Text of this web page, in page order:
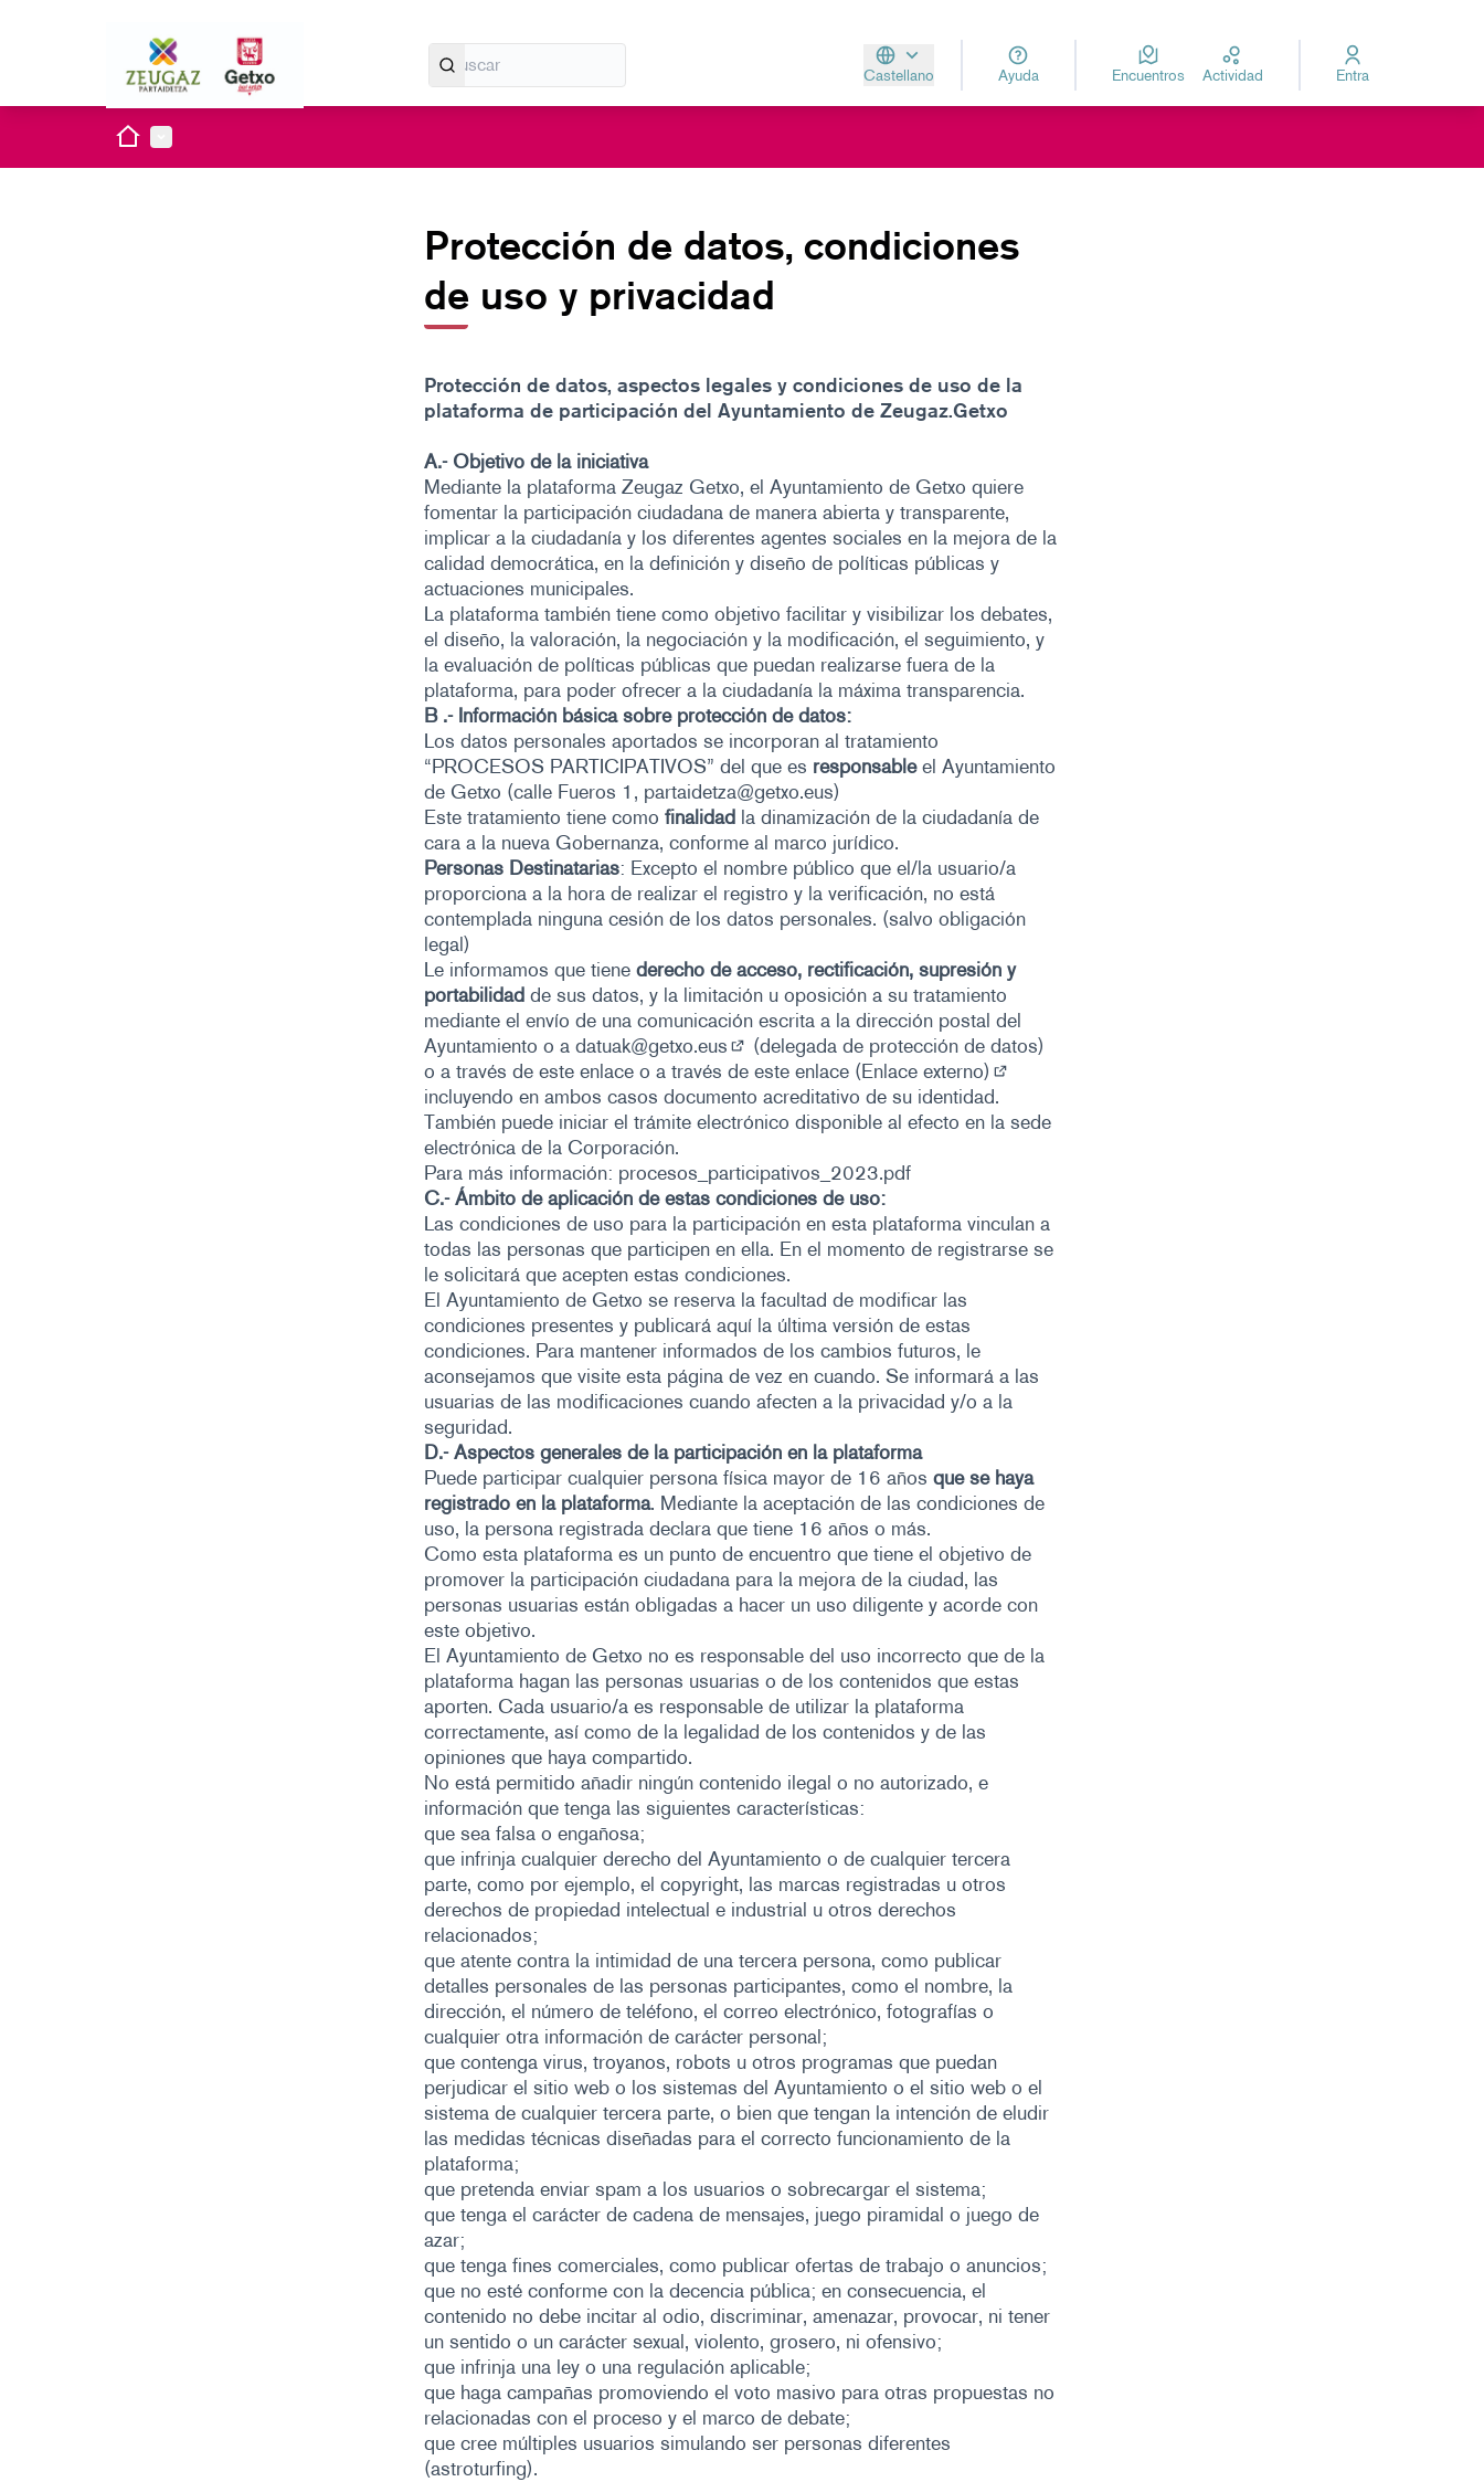
Castellano
Aukeratu hizkuntzaElegir el idioma
Ayuda Encuentros Actividad Entra
InicioMenú principal
Protección de datos, condiciones
de uso y privacidad
Protección de datos, aspectos legales y condiciones de uso de la
plataforma de participación del Ayuntamiento de Zeugaz.Getxo
A.- Objetivo de la iniciativa
Mediante la plataforma Zeugaz Getxo, el Ayuntamiento de Getxo quiere
fomentar la participación ciudadana de manera abierta y transparente,
implicar a la ciudadanía y los diferentes agentes sociales en la mejora de la
calidad democrática, en la definición y diseño de políticas públicas y
actuaciones municipales.
La plataforma también tiene como objetivo facilitar y visibilizar los debates,
el diseño, la valoración, la negociación y la modificación, el seguimiento, y
la evaluación de políticas públicas que puedan realizarse fuera de la
plataforma, para poder ofrecer a la ciudadanía la máxima transparencia.
B .- Información básica sobre protección de datos:
Los datos personales aportados se incorporan al tratamiento
“PROCESOS PARTICIPATIVOS” del que es responsableel Ayuntamiento
de Getxo (calle Fueros 1, partaidetza@getxo.eus)
Este tratamiento tiene como finalidad la dinamización de la ciudadanía de
cara a la nueva Gobernanza, conforme al marco jurídico.
Personas Destinatarias: Excepto el nombre público que el/la usuario/a
proporciona a la hora de realizar el registro y la verificación, no está
contemplada ninguna cesión de los datos personales. (salvo obligación
legal)
Le informamos que tiene derecho de acceso, rectificación, supresión y
portabilidad de sus datos, y la limitación u oposición a su tratamiento
mediante el envío de una comunicación escrita a la dirección postal del
Ayuntamiento o a datuak@getxo.eus
(Abrir en una pestaña nueva)
(delegada de protección de datos)
o a través de este enlace o a través de este enlace (Enlace externo)
(Enlace externo)
incluyendo en ambos casos documento acreditativo de su identidad.
También puede iniciar el trámite electrónico disponible al efecto en la sede
electrónica de la Corporación.
Para más información: procesos_participativos_2023.pdf
C.- Ámbito de aplicación de estas condiciones de uso:
Las condiciones de uso para la participación en esta plataforma vinculan a
todas las personas que participen en ella. En el momento de registrarse se
le solicitará que acepten estas condiciones.
El Ayuntamiento de Getxo se reserva la facultad de modificar las
condiciones presentes y publicará aquí la última versión de estas
condiciones. Para mantener informados de los cambios futuros, le
aconsejamos que visite esta página de vez en cuando. Se informará a las
usuarias de las modificaciones cuando afecten a la privacidad y/o a la
seguridad.
D.- Aspectos generales de la participación en la plataforma
Puede participar cualquier persona física mayor de 16 años que se haya
registrado en la plataforma. Mediante la aceptación de las condiciones de
uso, la persona registrada declara que tiene 16 años o más.
Como esta plataforma es un punto de encuentro que tiene el objetivo de
promover la participación ciudadana para la mejora de la ciudad, las
personas usuarias están obligadas a hacer un uso diligente y acorde con
este objetivo.
El Ayuntamiento de Getxo no es responsable del uso incorrecto que de la
plataforma hagan las personas usuarias o de los contenidos que estas
aporten. Cada usuario/a es responsable de utilizar la plataforma
correctamente, así como de la legalidad de los contenidos y de las
opiniones que haya compartido.
No está permitido añadir ningún contenido ilegal o no autorizado, e
información que tenga las siguientes características:
que sea falsa o engañosa;
que infrinja cualquier derecho del Ayuntamiento o de cualquier tercera
parte, como por ejemplo, el copyright, las marcas registradas u otros
derechos de propiedad intelectual e industrial u otros derechos
relacionados;
que atente contra la intimidad de una tercera persona, como publicar
detalles personales de las personas participantes, como el nombre, la
dirección, el número de teléfono, el correo electrónico, fotografías o
cualquier otra información de carácter personal;
que contenga virus, troyanos, robots u otros programas que puedan
perjudicar el sitio web o los sistemas del Ayuntamiento o el sitio web o el
sistema de cualquier tercera parte, o bien que tengan la intención de eludir
las medidas técnicas diseñadas para el correcto funcionamiento de la
plataforma;
que pretenda enviar spam a los usuarios o sobrecargar el sistema;
que tenga el carácter de cadena de mensajes, juego piramidal o juego de
azar;
que tenga fines comerciales, como publicar ofertas de trabajo o anuncios;
que no esté conforme con la decencia pública; en consecuencia, el
contenido no debe incitar al odio, discriminar, amenazar, provocar, ni tener
un sentido o un carácter sexual, violento, grosero, ni ofensivo;
que infrinja una ley o una regulación aplicable;
que haga campañas promoviendo el voto masivo para otras propuestas no
relacionadas con el proceso y el marco de debate;
que cree múltiples usuarios simulando ser personas diferentes
(astroturfing).